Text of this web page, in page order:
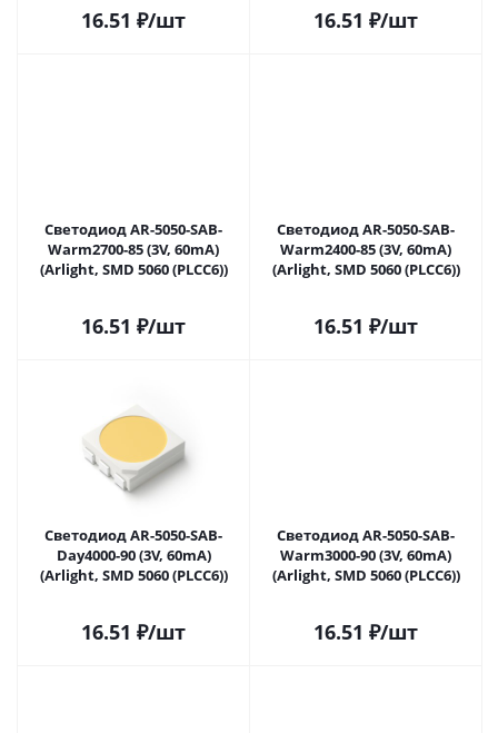
16.51 ₽/шт 16.51 ₽/шт
Светодиод AR-5050-SAB-
Warm2700-85 (3V, 60mA)
(Arlight, SMD 5060 (PLCC6))
16.51 ₽/шт
Светодиод AR-5050-SAB-
Warm2400-85 (3V, 60mA)
(Arlight, SMD 5060 (PLCC6))
16.51 ₽/шт
Светодиод AR-5050-SAB-
Day4000-90 (3V, 60mA)
(Arlight, SMD 5060 (PLCC6))
16.51 ₽/шт
Светодиод AR-5050-SAB-
Warm3000-90 (3V, 60mA)
(Arlight, SMD 5060 (PLCC6))
16.51 ₽/шт